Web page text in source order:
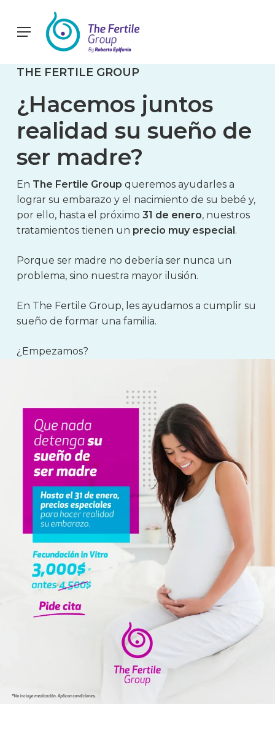
main
Menu
THE FERTILE GROUP
¿Hacemos juntos
realidad su sueño de
ser madre?
En The Fertile Group queremos ayudarles a
lograr su embarazo y el nacimiento de su bebé y,
por ello, hasta el próximo 31 de enero, nuestros
tratamientos tienen un precio muy especial.
Porque ser madre no debería ser nunca un
problema, sino nuestra mayor ilusión.
En The Fertile Group, les ayudamos a cumplir su
sueño de formar una familia.
¿Empezamos?